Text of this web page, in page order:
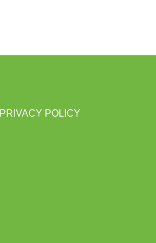
PRIVACY POLICY